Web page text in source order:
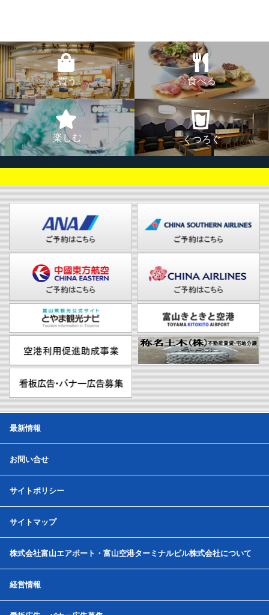
買う 食べる
楽しむ くつろぐ
最新情報
お問い合せ
サイトポリシー
サイトマップ
株式会社富山エアポート・富山空港ターミナルビル株式会社について
経営情報